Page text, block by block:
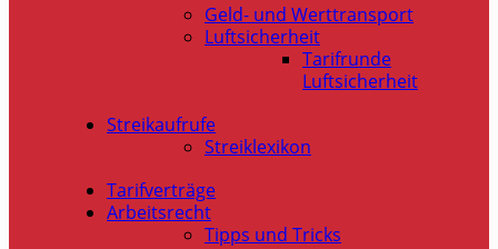
Geld- und Werttransport
Luftsicherheit
Tarifrunde
Luftsicherheit
Streikaufrufe
Streiklexikon
Tarifverträge
Arbeitsrecht
Tipps und Tricks